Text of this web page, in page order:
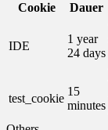
Cookie
Dauer
IDE
1 year
24 days
test_cookie
15
minutes